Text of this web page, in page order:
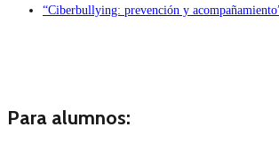
“Ciberbullying: prevención y
Para alumnos: